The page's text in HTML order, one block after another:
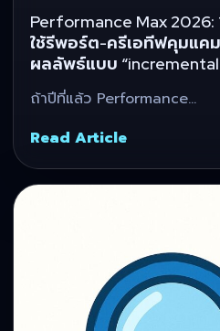
Performance Max
ใช้รีพอร์ต-ครีเอทีฟคุมแค
ผลลัพธ์แบบ “incremental
ถ้าปีที่แล้ว Performance…
Read Article